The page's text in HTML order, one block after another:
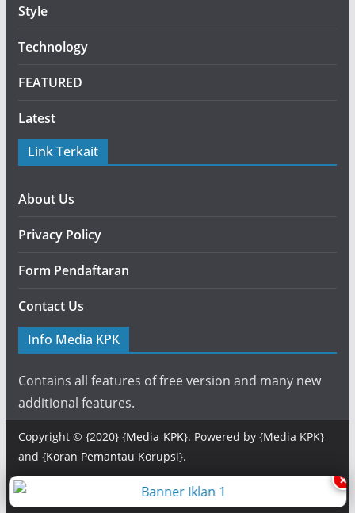
Style
Technology
FEATURED
Latest
Link Terkait
About Us
Privacy Policy
Form Pendaftaran
Contact Us
Info Media KPK
Contains all features of free version and many new
additional features.
Copyright © {2020} {Media-KPK}. Powered by {Media KPK}
and {Koran Pemantau Korupsi}.
×